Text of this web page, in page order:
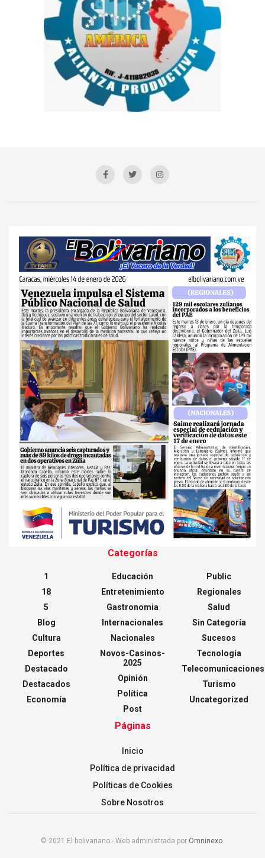
Categorías
1
18
5
Blog
Cultura
Deportes
Destacado
Destacados
Economía
Educación
Entretenimiento
Gastronomia
Internacionales
Nacionales
Novos-Casinos-
2025
Opinión
Política
Post
Public
Regionales
Salud
Sin Categoría
Sucesos
Tecnología
Telecomunicaciones
Turismo
Uncategorized
Páginas
Inicio
Política de privacidad
Políticas de Cookies
Sobre Nosotros
© 2021 El bolivariano - Web administrada por Omninexo